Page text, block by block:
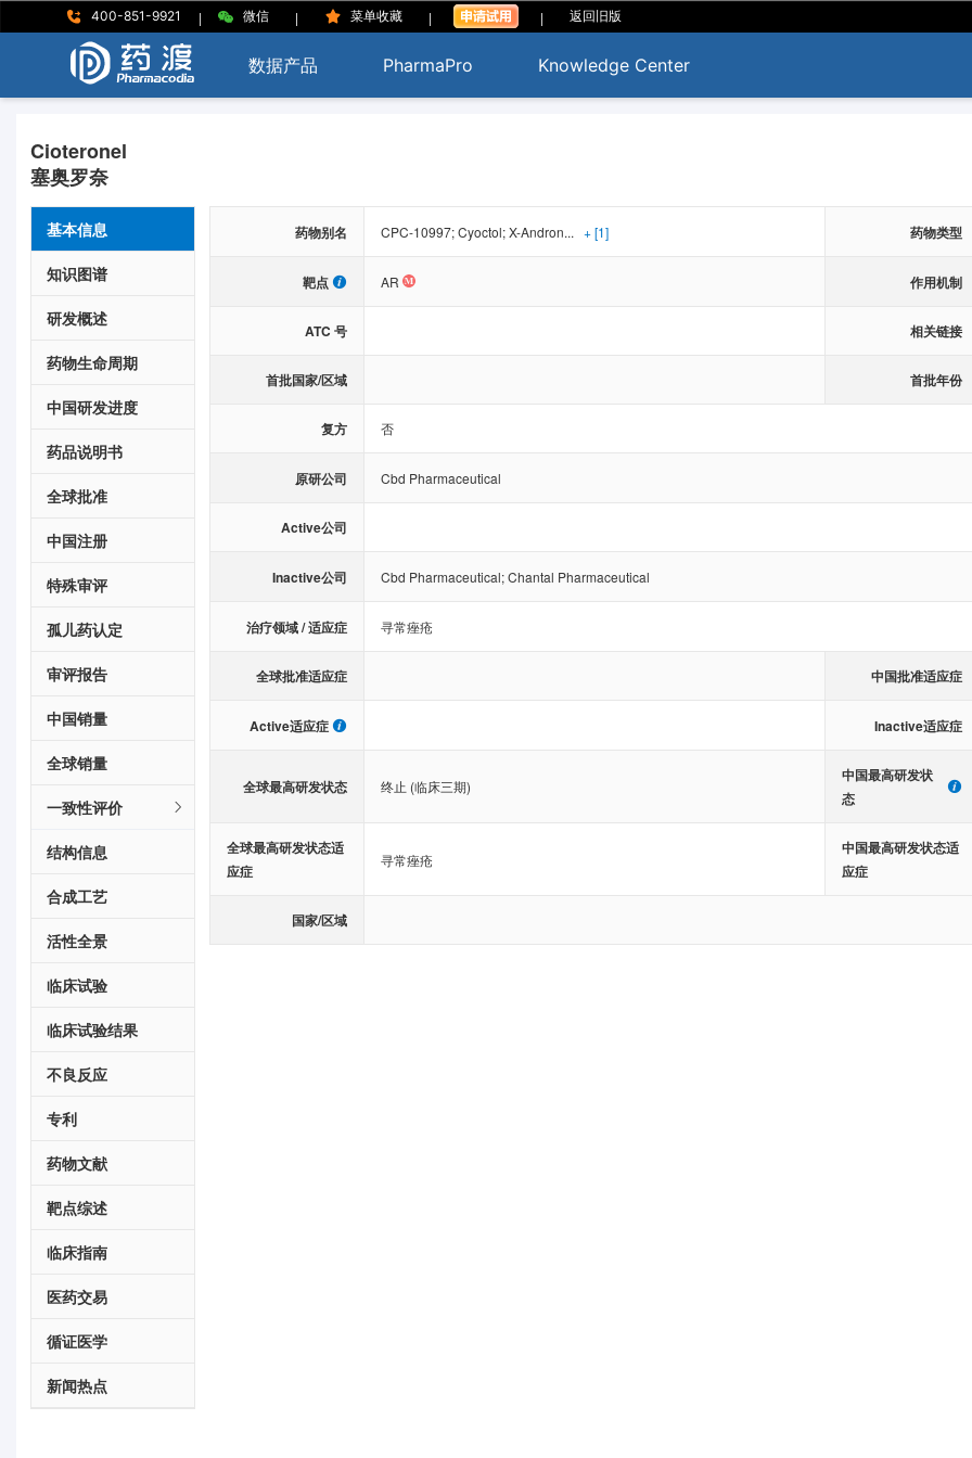
400-851-9921 | 微信 | 菜单收藏 | | 返回旧版
数据产品 PharmaPro Knowledge Center
Cioteronel
塞奥罗奈
基本信息
知识图谱
研发概述
药物生命周期
中国研发进度
药品说明书
全球批准
中国注册
特殊审评
孤儿药认定
审评报告
中国销量
全球销量
一致性评价
结构信息
合成工艺
活性全景
临床试验
临床试验结果
不良反应
专利
药物文献
靶点综述
临床指南
医药交易
循证医学
新闻热点
药物别名 CPC-10997; Cyoctol; X-Andron... + [1] 药物类型
靶点 AR 作用机制
ATC 号 相关链接
首批国家/区域 首批年份
复方 否
原研公司 Cbd Pharmaceutical
Active公司
Inactive公司 Cbd Pharmaceutical;Chantal Pharmaceutical
治疗领域 / 适应症 寻常痤疮
全球批准适应症 中国批准适应症
Active适应症 Inactive适应症
全球最高研发状态 终止 (临床三期)
中国最高研发状
态
全球最高研发状态适
应症
寻常痤疮
中国最高研发状态适
应症
国家/区域